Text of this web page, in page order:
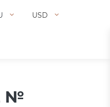
USD
№